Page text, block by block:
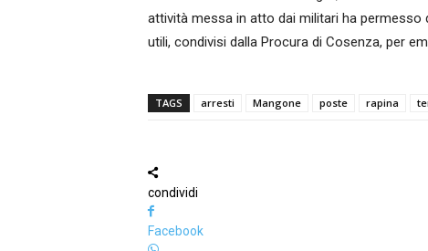
attività messa in atto dai militari ha permesso
utili, condivisi dalla Procura di Cosenza, per
TAGS arresti Mangone poste rapina
condividi
Facebook